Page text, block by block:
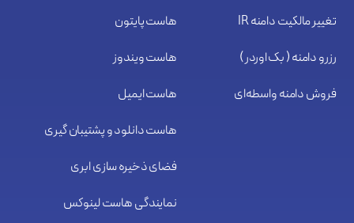
تغییر مالکیت دامنه IR
رزرو دامنه ( بک اوردر )
فروش دامنه واسطه‌ای
هاست پایتون
هاست ویندوز
هاست ایمیل
هاست دانلود و پشتیبان گیری
فضای ذخیره سازی ابری
نمایندگی هاست لینوکس